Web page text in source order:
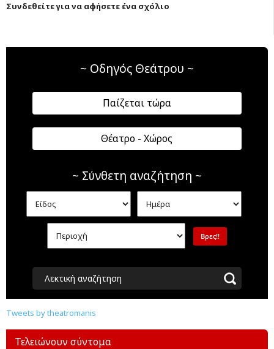
Συνδεθείτε για να αφήσετε ένα σχόλιο
~ Οδηγός Θεάτρου ~
Παίζεται τώρα
Θέατρο - Χώρος
~ Σύνθετη αναζήτηση ~
Λεκτική αναζήτηση
Tweets by theatromanis
Τελειώνουν σύντομα